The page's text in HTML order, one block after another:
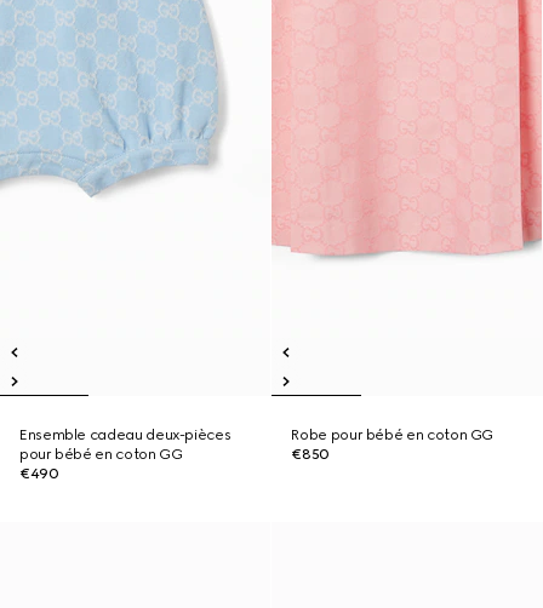
Ensemble cadeau deux-pièces
pour bébé en coton GG
€490
Robe pour bébé en coton GG
€850